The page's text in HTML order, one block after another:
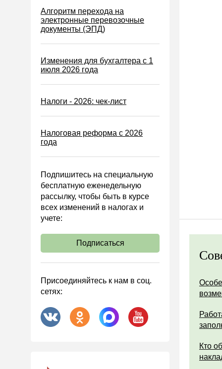
Возврат и зачет налогов
Налоговые проверки
Самозанятые
Банк
Онлайн-кассы ККТ ККМ
Блокировка счета
МСФО
деятельности (АХД)
Охрана труда и аттестация
Охрана труда
Валютные операции
Налоговая система РФ
Налоговое планирование
Договоры
АО
Алгоритм перехода на
электронные перевозочные
документы (ЭПД)
Изменения для бухгалтера с 1
июля 2026 года
Налоги - 2026: чек-лист
Налоговая реформа с 2026
года
Подпишитесь на специальную
бесплатную еженедельную
рассылку, чтобы быть в курсе
всех изменений в налогах и
учете:
Подписаться
Присоединяйтесь к нам в соц.
сетях:
Кто